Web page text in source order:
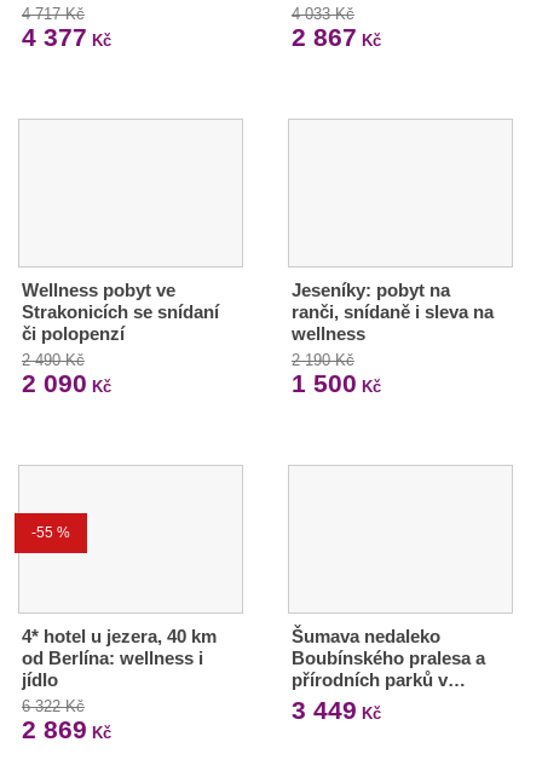
4 717 Kč
4 377 Kč
4 033 Kč
2 867 Kč
Wellness pobyt ve
Strakonicích se snídaní
či polopenzí
2 490 Kč
2 090 Kč
Jeseníky: pobyt na
ranči, snídaně i sleva na
wellness
2 190 Kč
1 500 Kč
-55 %
4* hotel u jezera, 40 km
od Berlína: wellness i
jídlo
6 322 Kč
2 869 Kč
Šumava nedaleko
Boubínského pralesa a
přírodních parků v…
3 449 Kč